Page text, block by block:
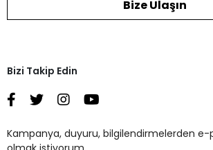
Bize Ulaşın
Bizi Takip Edin
Kampanya, duyuru, bilgilendirmelerden